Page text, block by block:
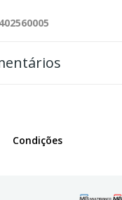
Condições